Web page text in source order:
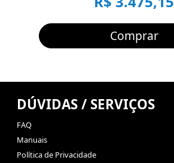
Comprar
DÚVIDAS / SERVIÇOS
FAQ
Manuais
Política de Privacidade